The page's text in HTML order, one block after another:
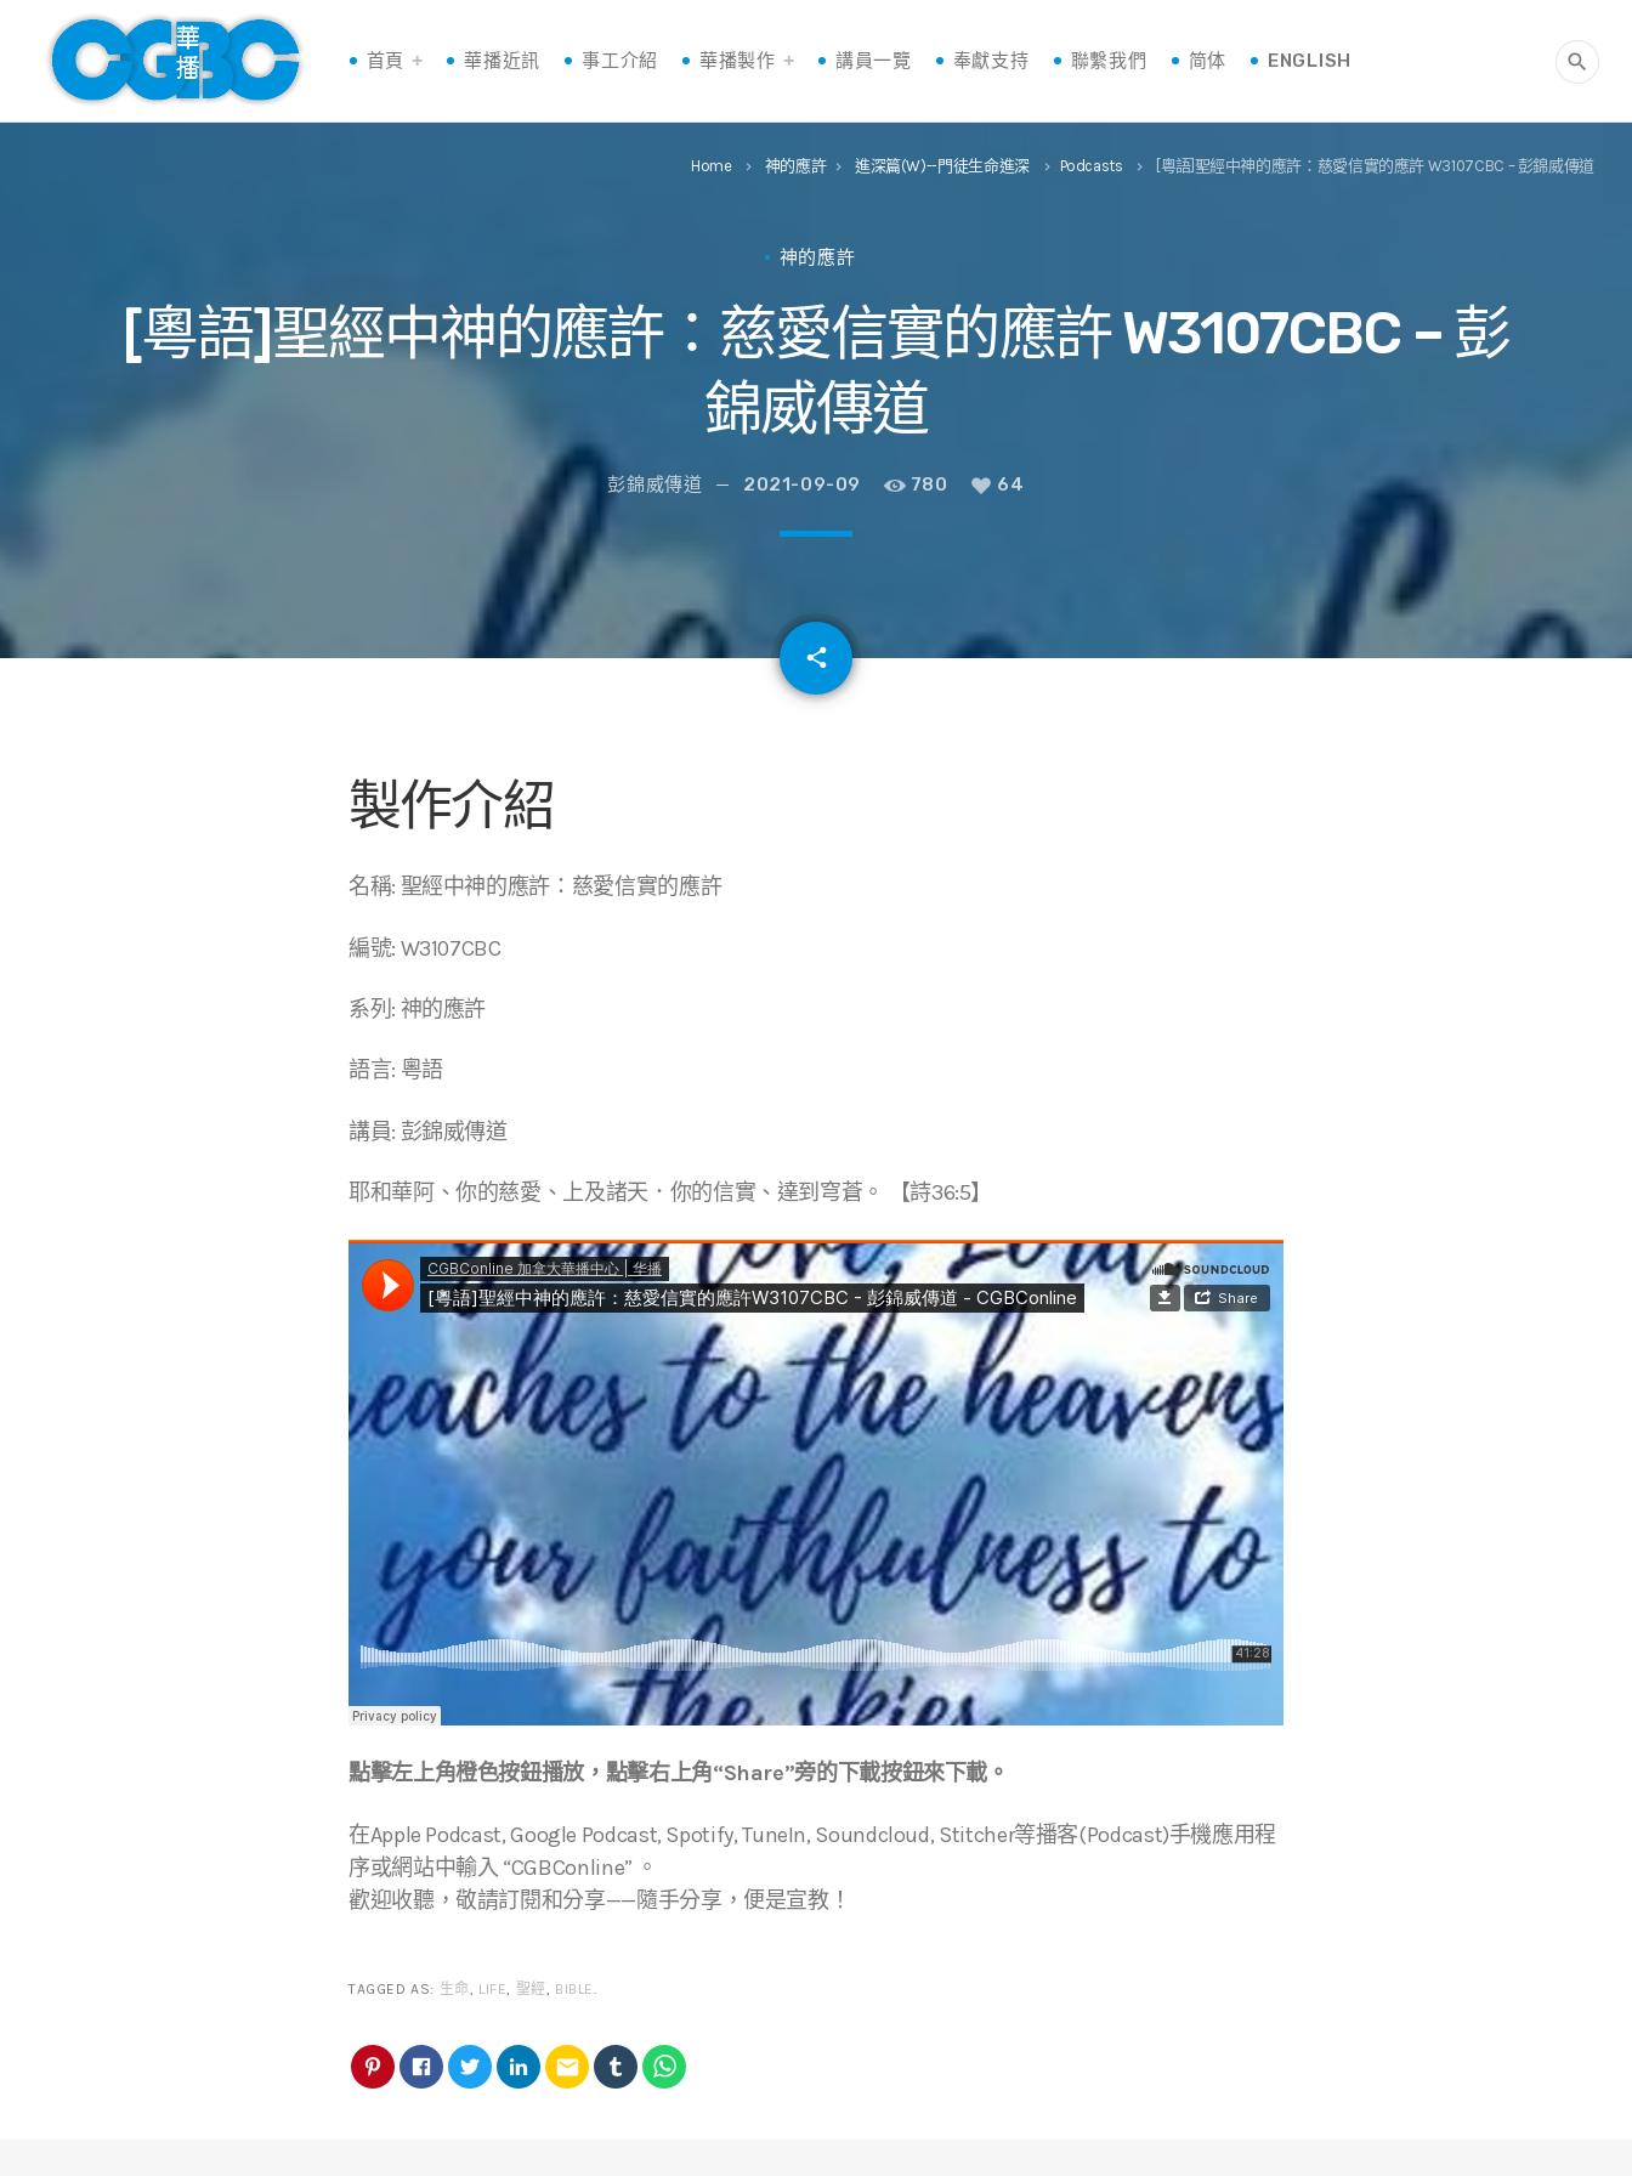
首頁 華播近訊 事工介紹 華播製作 講員一覽 奉獻支持 聯繫我們 简体 ENGLISH search
Home keyboard_arrow_right 神的應許 keyboard_arrow_right 進深篇(W)--門徒生命進深 keyboard_arrow_right Podcasts keyboard_arrow_right [粵語]聖經中神的應許：慈愛信實的應許 W3107CBC – 彭錦威傳道
神的應許
[粵語]聖經中神的應許：慈愛信實的應許 W3107CBC – 彭
錦威傳道
彭錦威傳道 2021-09-09 780 64
share
email
製作介紹
名稱: 聖經中神的應許：慈愛信實的應許
編號: W3107CBC
系列: 神的應許
語言: 粵語
講員: 彭錦威傳道
耶和華阿、你的慈愛、上及諸天．你的信實、達到穹蒼。 【詩36:5】
點擊左上角橙色按鈕播放，點擊右上角“Share”旁的下載按鈕來下載。
在Apple Podcast, Google Podcast, Spotify, TuneIn, Soundcloud, Stitcher等播客(Podcast)手機應用程
序或網站中輸入 “CGBConline” 。
歡迎收聽，敬請訂閱和分享——隨手分享，便是宣教！
TAGGED AS: 生命 LIFE 聖經 BIBLE
email